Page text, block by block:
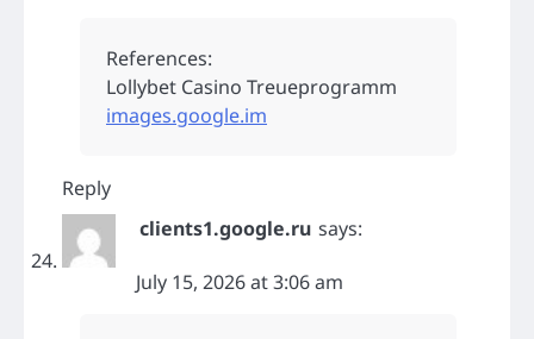
References:
Lollybet Casino Treueprogramm
images.google.im
Reply
clients1.google.ru says:
July 15, 2026 at 3:06 am